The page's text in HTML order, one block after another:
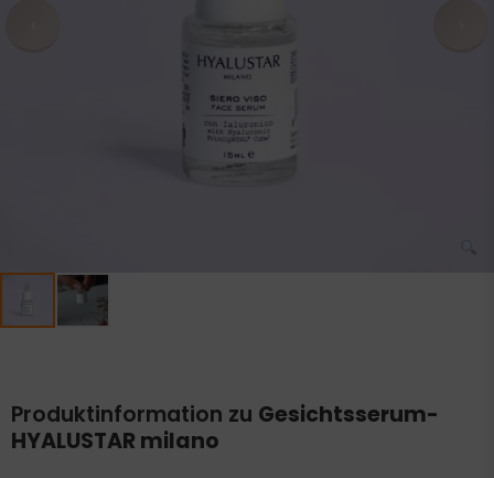
Produktinformation zu Gesichtsserum-
HYALUSTAR milano